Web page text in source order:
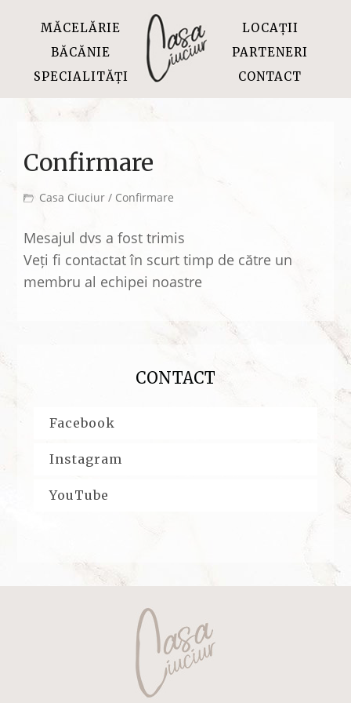
MĂCELĂRIE
BĂCĂNIE
SPECIALITĂȚI
LOCAȚII
PARTENERI
CONTACT
Confirmare
Casa Ciuciur / Confirmare
Mesajul dvs a fost trimis
Veți fi contactat în scurt timp de către un
membru al echipei noastre
CONTACT
Facebook
Instagram
YouTube